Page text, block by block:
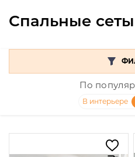
Спальные сеты
По
В интерьере